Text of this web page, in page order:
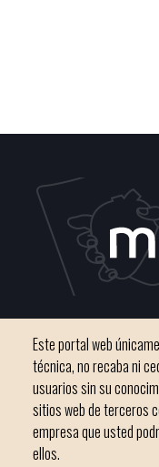
Teléfono
Este portal web
técnica, no recaba ni
usuarios sin su
sitios web de terceros
empresa que usted
ellos.